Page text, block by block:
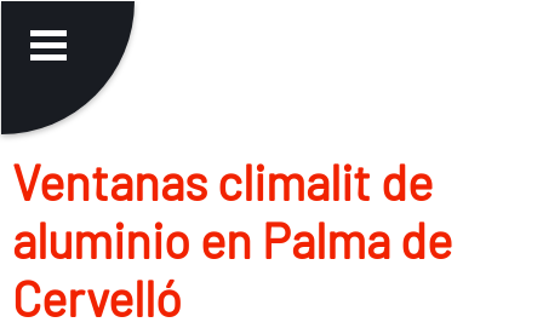
Ventanas climalit de
aluminio en Palma de
Cervelló